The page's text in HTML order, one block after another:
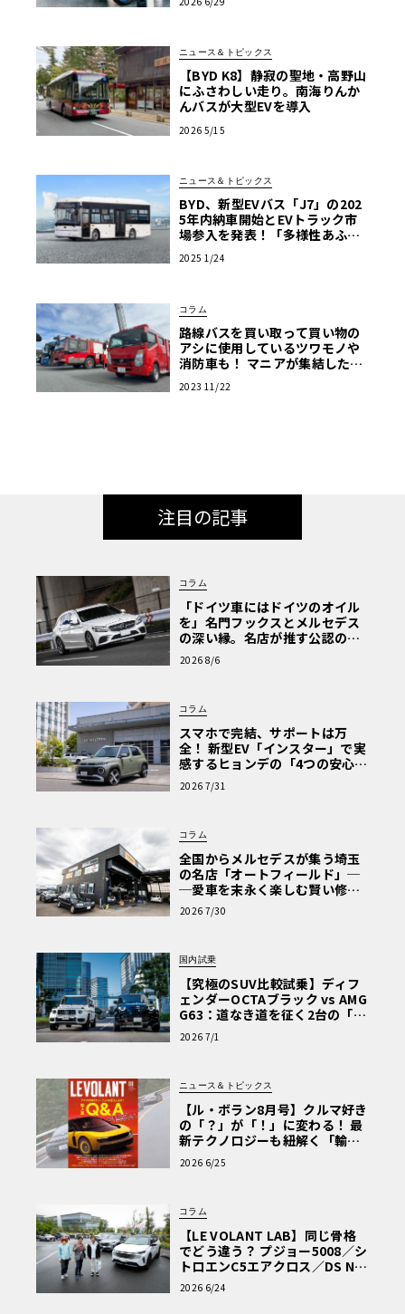
ニュース＆トピックス
【BYD K8】静寂の聖地・高野山
にふさわしい走り。南海りんか
んバスが大型EVを導入
2026 5/15
ニュース＆トピックス
BYD、新型EVバス「J7」の202
5年内納車開始とEVトラック市
場参入を発表！「多様性あふれ
2025 1/24
コラム
路線バスを買い取って買い物の
アシに使用しているツワモノや
消防車も！ マニアが集結した商
2023 11/22
注目の記事
コラム
「ドイツ車にはドイツのオイル
を」名門フックスとメルセデス
の深い縁。名店が推す公認の安
心と、Cクラスで味わうシルキー
な走り〈PR〉
2026 8/6
コラム
スマホで完結、サポートは万
全！ 新型EV「インスター」で実
感するヒョンデの「4つの安心」
【第1回・ヒョンデ6つの疑問：
Why? Hyundai?】〈PR〉
2026 7/31
コラム
全国からメルセデスが集う埼玉
の名店「オートフィールド」─
─愛車を末永く楽しむ賢い修理
術と、プロがフックス製オイル
を選ぶ理由〈PR〉
2026 7/30
国内試乗
【究極のSUV比較試乗】ディフ
ェンダーOCTAブラック vs AMG
G63：道なき道を征く2台の「対
極的アプローチ」
2026 7/1
ニュース＆トピックス
【ル・ボラン8月号】クルマ好き
の「？」が「！」に変わる！ 最
新テクノロジーも紐解く「輸入
車Q&A」
2026 6/25
コラム
【LE VOLANT LAB】同じ骨格
でどう違う？ プジョー5008／シ
トロエンC5エアクロス／DS Nº4
読者一気乗りレポート
2026 6/24